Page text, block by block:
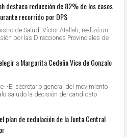
destaca reducción de 82% de los casos
recorrido por DPS
de Salud, Víctor Atallah, realizó un
por las Direcciones Provinciales de
a Margarita Cedeño Vice de Gonzalo
.-El secretario general del movimiento
saludo la decisión del candidato
plan de cedulación de la Junta Central